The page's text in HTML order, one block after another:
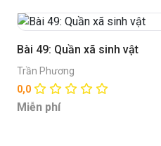
Bài 49: Quần xã sinh vật
Trần Phương
0,0
Miễn phí